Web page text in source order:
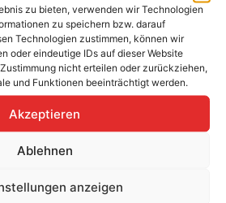
zu bieten, verwenden wir Technologien
zu speichern bzw. darauf
Technologien zustimmen, können wir
oder eindeutige IDs auf dieser Website
nicht erteilen oder zurückziehen,
und Funktionen beeinträchtigt werden.
Akzeptieren
Ablehnen
anzeigen
einer eMH1, eMH2 oder
ABL im Außenbereich. Die Stele
und kompaktes
Gehäusetür zum Schutz
Einbauten ist eine zusätzliche
und eine C-Schiene für die
vorgesehen. Dank der im
mit Dämmerungssensor ist
gewährleistet. Für einen